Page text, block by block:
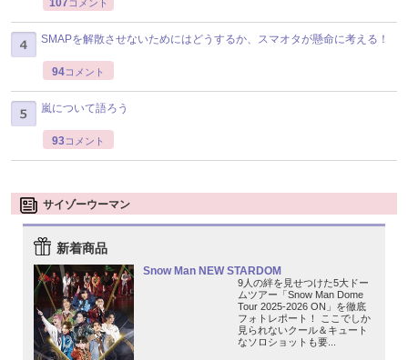
107 コメント
SMAPを解散させないためにはどうするか、スマオタが懸命に考える！
94コメント
嵐について語ろう
93コメント
サイゾーウーマン
新着商品
Snow Man NEW STARDOM
9人の絆を見せつけた5大ドー
ムツアー「Snow Man Dome
Tour 2025-2026 ON」を徹底
フォトレポート！ ここでしか
見られないクール＆キュート
なソロショットも要...